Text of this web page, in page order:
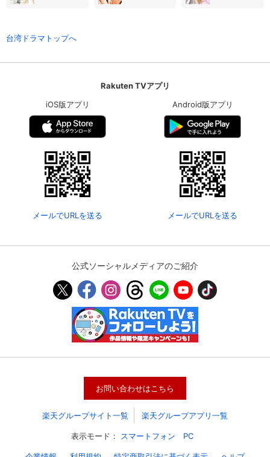
会員設定 会員情報 閉じる
ジットカード情報の変更が可能です。
決済方法変更 決済方法の変更が可能です。
台湾ドラマトップへ
Rakuten TVアプリ
iOS版アプリ
メールでURLを送る
Android版アプリ
メールでURLを送る
公式ソーシャルメディアのご紹介
お問い合わせはこちら
楽天グループサイト一覧 楽天グループアプリ一覧
表示モード： スマートフォン PC